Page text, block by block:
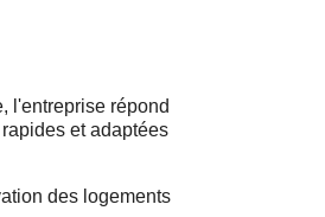
l'entreprise répond
et adaptées
des logements